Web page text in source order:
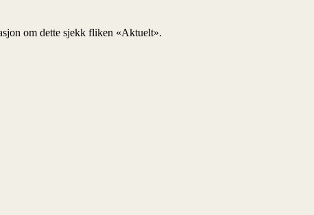
om dette sjekk fliken «Aktuelt».